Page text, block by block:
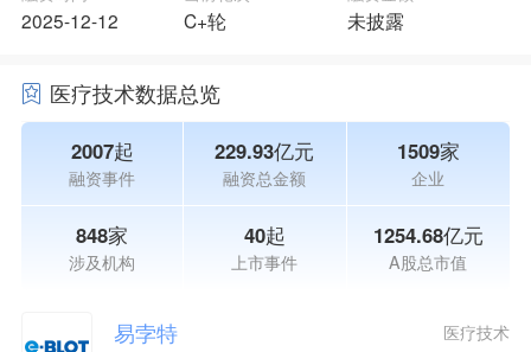
2025-12-12 C+轮 未披露
医疗技术数据总览
2007起
融资事件
229.93亿元
融资总金额
1509家
企业
848家
涉及机构
40起
上市事件
1254.68亿元
A股总市值
易孛特 医疗技术